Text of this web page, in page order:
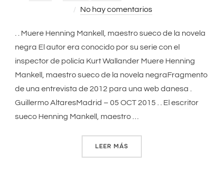
el
No hay comentarios
. . Muere Henning Mankell, maestro sueco de la novela
negra El autor era conocido por su serie con el
inspector de policía Kurt Wallander Muere Henning
Mankell, maestro sueco de la novela negraFragmento
de una entrevista de 2012 para una web danesa .
Guillermo AltaresMadrid – 05 OCT 2015 . . El escritor
sueco Henning Mankell, maestro …
LEER MÁS